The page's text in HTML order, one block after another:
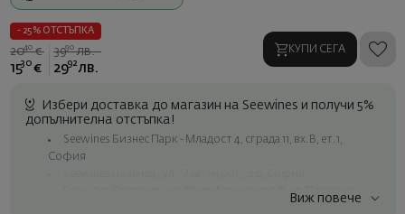
- 25% ОТСТЪПКА
2040 € 3990 лв.
1530 € 2992 лв.
КУПИ СЕГА
Избери доставка до магазин на Seewines и получи 5%
допълнителна отстъпка!
Seewines Бизнес Парк - Младост 4, сграда 11, вх.В, ет.1,
София
Seewines Пловдив - ул. "Княз Александър I", 45, Пловдив
Виж повече